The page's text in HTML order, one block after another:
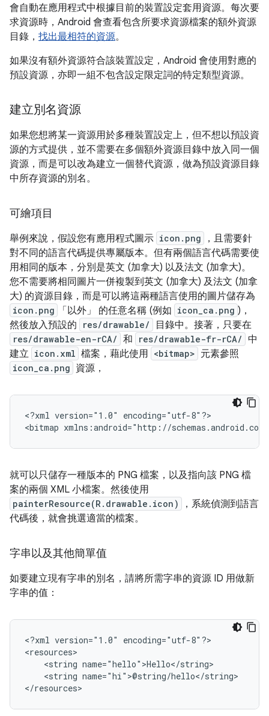
會自動在應用程式中根據目前的裝置設定套用資源。每次要
求資源時，Android 會查看包含所要求資源檔案的額外資源
目錄， 找出最相符的資源。
如果沒有額外資源符合該裝置設定，Android 會使用對應的
預設資源，亦即一組不包含設定限定詞的特定類型資源。
建立別名資源
如果您想將某一資源用於多種裝置設定上，但不想以預設資
源的方式提供，並不需要在多個額外資源目錄中放入同一個
資源，而是可以改為建立一個替代資源，做為預設資源目錄
中所存資源的別名。
可繪項目
舉例來說，假設您有應用程式圖示 icon.png
，且需要針
對不同的語言代碼提供專屬版本。但有兩個語言代碼需要使
用相同的版本，分別是英文 (加拿大) 以及法文 (加拿大)。
您不需要將相同圖片一併複製到英文 (加拿大) 及法文 (加拿
大) 的資源目錄，而是可以將這兩種語言使用的圖片儲存為
icon.png 「以外」 的任意名稱 (例如 icon_ca.png )，
然後放入預設的
res/drawable/ 目錄中。接著，只要在
res/drawable-en-rCA/ 和 res/drawable-fr-rCA/ 中
建立 icon.xml 檔案，藉此使用 <bitmap> 元素參照
icon_ca.png 資源，
<?xml version="1.0"
encoding="utf-8"?>
<bitmap xmlns:android="http://
就可以只儲存一種版本的 PNG 檔案，以及指向該 PNG 檔
案的兩個 XML 小檔案。然後使用
painterResource(R.drawable.icon)
，系統偵測到語言
代碼後，就會挑選適當的檔案。
字串以及其他簡單值
如要建立現有字串的別名，請將所需字串的資源 ID 用做新
字串的值：
<?xml version="1.0"
encoding="utf-8"?>
<string
<string name="hi">@string/hello</string>
</resources>